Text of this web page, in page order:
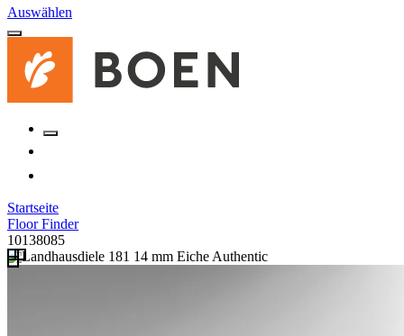
Auswählen
Startseite
Floor Finder
10138085